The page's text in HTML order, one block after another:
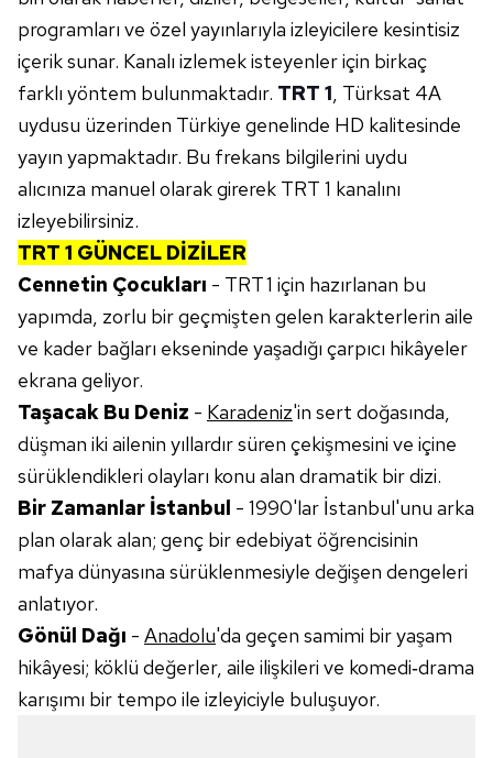
programları ve özel yayınlarıyla izleyicilere kesintisiz
içerik sunar. Kanalı izlemek isteyenler için birkaç
farklı yöntem bulunmaktadır. TRT 1 , Türksat 4A
uydusu üzerinden Türkiye genelinde HD kalitesinde
yayın yapmaktadır. Bu frekans bilgilerini uydu
alıcınıza manuel olarak girerek TRT 1 kanalını
izleyebilirsiniz.
TRT 1 GÜNCEL DİZİLER
Cennetin Çocukları - TRT 1 için hazırlanan bu
yapımda, zorlu bir geçmişten gelen karakterlerin aile
ve kader bağları ekseninde yaşadığı çarpıcı hikâyeler
ekrana geliyor.
Taşacak Bu Deniz - Karadeniz'in sert doğasında,
düşman iki ailenin yıllardır süren çekişmesini ve içine
sürüklendikleri olayları konu alan dramatik bir dizi.
Bir Zamanlar İstanbul - 1990'lar İstanbul'unu arka
plan olarak alan; genç bir edebiyat öğrencisinin
mafya dünyasına sürüklenmesiyle değişen dengeleri
anlatıyor.
Gönül Dağı - Anadolu'da geçen samimi bir yaşam
hikâyesi; köklü değerler, aile ilişkileri ve komedi‑drama
karışımı bir tempo ile izleyiciyle buluşuyor.